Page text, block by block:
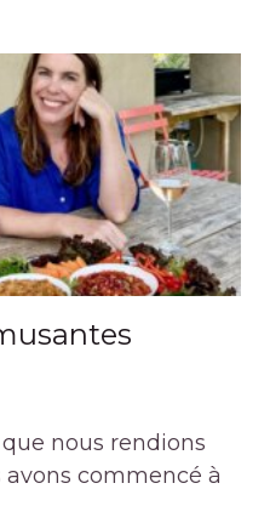
nous rendions
commencé à